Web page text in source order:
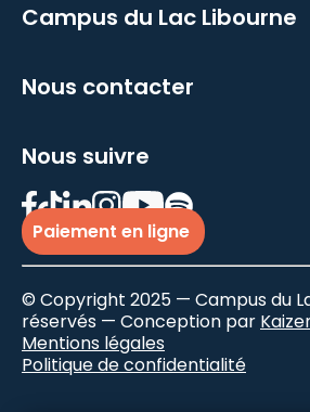
Campus du Lac Libourne
Nous contacter
Nous suivre
Paiement en ligne
© Copyright 2025 — Campus du
réservés — Conception par
Mentions légales
Politique de confidentialité